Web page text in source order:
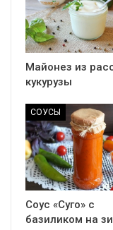
Майонез из
кукурузы
СОУСЫ
Соус «Суго» с
базиликом на